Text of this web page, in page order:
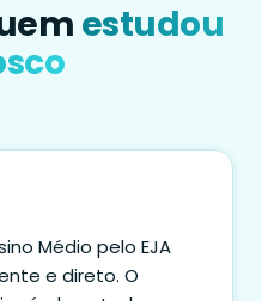
estudou
Médio pelo EJA
e direto. O